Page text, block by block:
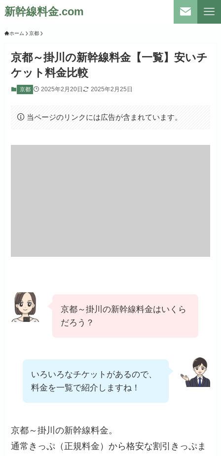
新幹線料金.com
ホーム 京都
京都～掛川の新幹線料金【一覧】安いチ
ケット料金比較
京都 2025年2月20日 2025年2月25日
当ページのリンクには広告が含まれています。
京都～掛川の新幹線料金はいくら
だろう？
いろいろなチケットがあるので、
料金を一覧で紹介しますね！
京都～掛川の新幹線料金。
通常きっぷ（正規料金）から格安な割引きっぷま